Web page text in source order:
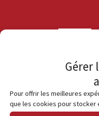
Gérer
Pour offrir les meilleures
que les cookies pour stocker